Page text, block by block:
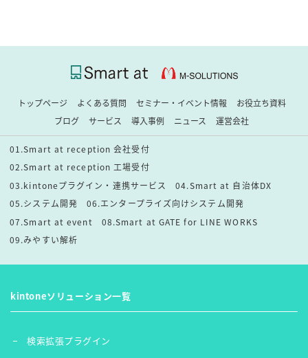
トップページ よくある質問 セミナー・イベント情報
お役立ち資料
ブログ
サービス 導入事例 ニュース 運営会社
01.Smart at reception 会社受付
02.Smart at reception 工場受付
03.kintoneプラグイン・連携サービス
04.Smart at 自治体DX
05.システム開発
06.エンタープライズ向けシステム開発
07.Smart at event
08.Smart at GATE for LINE WORKS
09.みやすい解析
kintoneソリューション一覧
検索拡張プラグイン